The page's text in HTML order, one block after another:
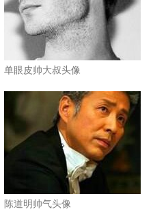
单眼皮帅大叔头像
陈道明帅气头像